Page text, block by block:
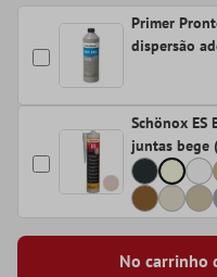
Primer
dispersão
Schönox ES
juntas bege
No carrinho